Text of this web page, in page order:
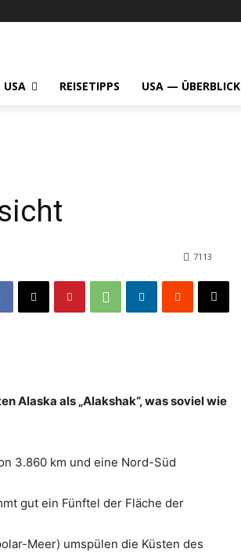
USA REISETIPPS USA — ÜBERBLICK
7113
Alaska als „Alakshak“, was soviel wie
3.860 km und eine Nord-Süd
gut ein Fünftel der Fläche der
Meer) umspülen die Küsten des